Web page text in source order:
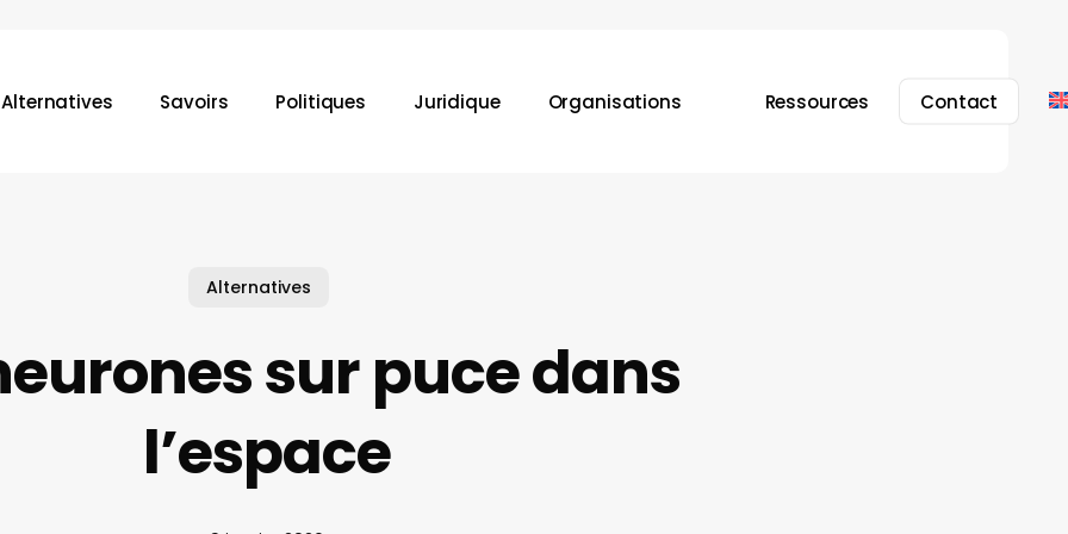
Alternatives Savoirs Politiques Juridique Organisations Ressources Contact
Alternatives
sur puce dans
l’espace